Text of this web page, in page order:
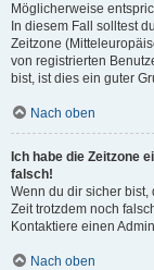
Möglicherweise
In diesem Fall solltest
Zeitzone
von registrierten
bist, ist dies ein guter
Nach oben
Ich habe die Zeitzone
falsch!
Wenn du dir sicher
Zeit trotzdem noch
Kontaktiere einen
Nach oben